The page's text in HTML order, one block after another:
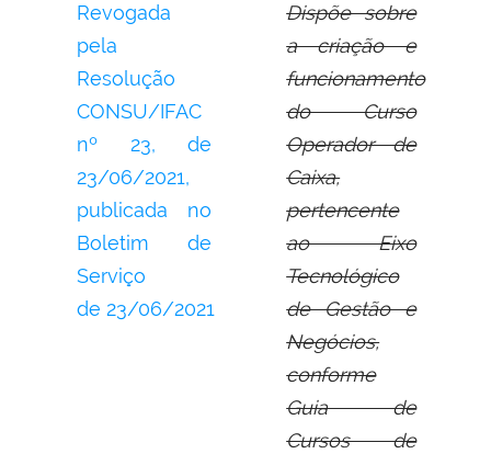
Revogada
pela
Resolução
CONSU/IFAC
nº 23,
de
23/06/2021,
publicada no
Boletim de
Serviço
de23/06/2021
Dispõe sobre
a criação e
funcionamento
do Curso
Operador de
Caixa,
pertencente
ao Eixo
Tecnológico
de Gestão e
Negócios,
conforme
Guia de
Cursos de